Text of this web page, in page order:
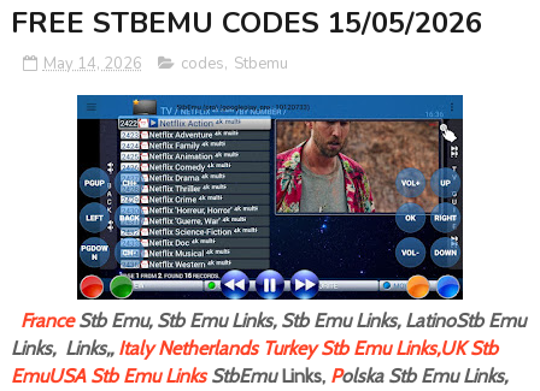
FREE STBEMU CODES 15/05/2026
May 14, 2026 codes, Stbemu
FranceStb Emu, Stb Emu Links, Stb Emu Links, LatinoStb Emu
Links, Links,, ItalyNetherlands Turkey Stb Emu Links,UK Stb
EmuUSA Stb Emu LinksStbEmuLinks, Polska Stb Emu Links,